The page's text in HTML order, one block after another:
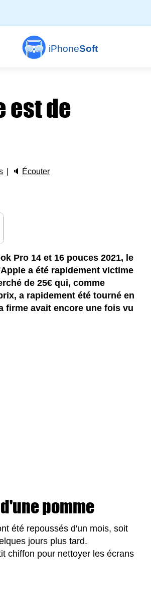
iPhoneSoft
est de
🔈 Écouter
Pro 14 et 16 pouces 2021, le
a été rapidement victime
de 25€ qui, comme
a rapidement été tourné en
firme avait encore une fois vu
pomme
été repoussés d'un mois, soit
jours plus tard.
chiffon pour nettoyer les écrans